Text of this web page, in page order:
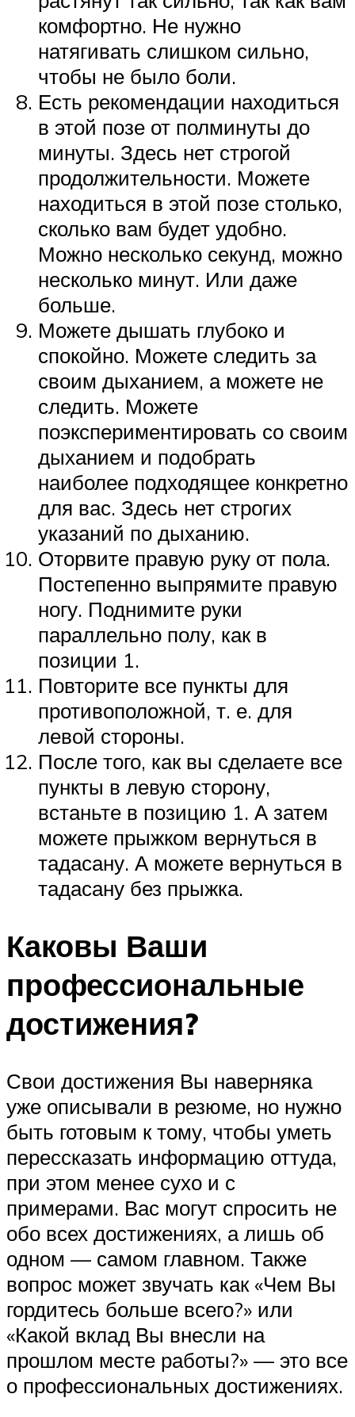
комфортно. Не нужно
натягивать слишком сильно,
чтобы не было боли.
Есть рекомендации находиться
в этой позе от полминуты до
минуты. Здесь нет строгой
продолжительности. Можете
находиться в этой позе столько,
сколько вам будет удобно.
Можно несколько секунд, можно
несколько минут. Или даже
больше.
Можете дышать глубоко и
спокойно. Можете следить за
своим дыханием, а можете не
следить. Можете
поэкспериментировать со своим
дыханием и подобрать
наиболее подходящее конкретно
для вас. Здесь нет строгих
указаний по дыханию.
Оторвите правую руку от пола.
Постепенно выпрямите правую
ногу. Поднимите руки
параллельно полу, как в
позиции 1.
Повторите все пункты для
противоположной, т. е. для
левой стороны.
После того, как вы сделаете все
пункты в левую сторону,
встаньте в позицию 1. А затем
можете прыжком вернуться в
тадасану. А можете вернуться в
тадасану без прыжка.
Каковы Ваши
профессиональные
достижения?
Свои достижения Вы наверняка
уже описывали в резюме, но нужно
быть готовым к тому, чтобы уметь
перессказать информацию оттуда,
при этом менее сухо и с
примерами. Вас могут спросить не
обо всех достижениях, а лишь об
одном — самом главном. Также
вопрос может звучать как «Чем Вы
гордитесь больше всего?» или
«Какой вклад Вы внесли на
прошлом месте работы?» — это все
о профессиональных достижениях.